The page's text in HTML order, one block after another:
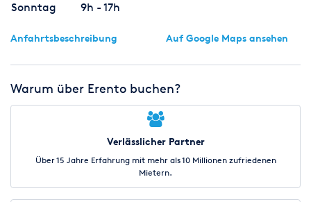
Sonntag
9h - 17h
Anfahrtsbeschreibung Auf Google Maps ansehen
Warum über Erento buchen?
Verlässlicher Partner
Über 15 Jahre Erfahrung mit mehr als 10 Millionen zufriedenen
Mietern.